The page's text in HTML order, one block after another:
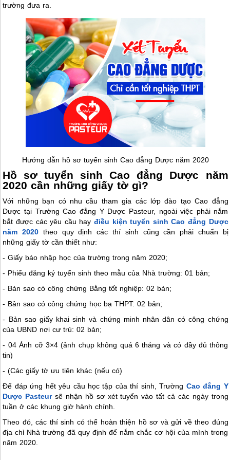
trường đưa ra.
Hướng dẫn hồ sơ tuyển sinh Cao đẳng Dược năm 2020
Hồ sơ tuyển sinh Cao đẳng Dược năm
2020 cần những giấy tờ gì?
Với những bạn có nhu cầu tham gia các lớp đào tạo Cao đẳng
Dược tại Trường Cao đẳng Y Dược Pasteur, ngoài việc phải nắm
bắt được các yêu cầu hay điều kiện tuyển sinh Cao đẳng Dược
năm 2020 theo quy định các thí sinh cũng cần phải chuẩn bị
những giấy tờ cần thiết như:
- Giấy báo nhập học của trường trong năm 2020;
- Phiếu đăng ký tuyển sinh theo mẫu của Nhà trường: 01 bản;
- Bản sao có công chứng Bằng tốt nghiệp: 02 bản;
- Bản sao có công chứng học bạ THPT: 02 bản;
- Bản sao giấy khai sinh và chứng minh nhân dân có công chứng
của UBND nơi cư trú: 02 bản;
- 04 Ảnh cỡ 3×4 (ảnh chụp không quá 6 tháng và có đầy đủ thông
tin)
- (Các giấy tờ ưu tiên khác (nếu có)
Để đáp ứng hết yêu cầu học tập của thí sinh, Trường Cao đẳng Y
Dược Pasteursẽ nhận hồ sơ xét tuyển vào tất cả các ngày trong
tuần ở các khung giờ hành chính.
Theo đó, các thí sinh có thể hoàn thiện hồ sơ và gửi về theo đúng
địa chỉ Nhà trường đã quy định để nắm chắc cơ hội của mình trong
năm 2020.